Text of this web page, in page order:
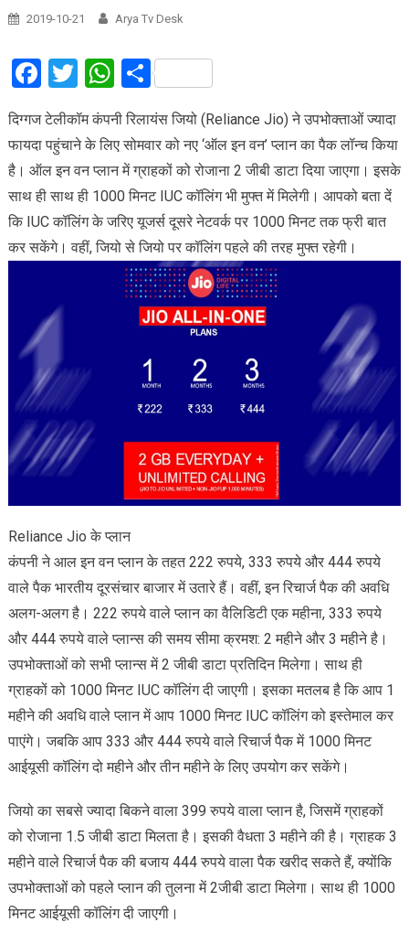
2019-10-21 Arya Tv Desk
Facebook
Twitter
WhatsApp
Share
दिग्गज टेलीकॉम कंपनी रिलायंस जियो (Reliance Jio) ने उपभोक्ताओं ज्यादा
फायदा पहुंचाने के लिए सोमवार को नए ‘ऑल इन वन’ प्लान का पैक लॉन्च किया
है। ऑल इन वन प्लान में ग्राहकों को रोजाना 2 जीबी डाटा दिया जाएगा। इसके
साथ ही साथ ही 1000 मिनट IUC कॉलिंग भी मुफ्त में मिलेगी। आपको बता दें
कि IUC कॉलिंग के जरिए यूजर्स दूसरे नेटवर्क पर 1000 मिनट तक फ्री बात
कर सकेंगे। वहीं, जियो से जियो पर कॉलिंग पहले की तरह मुफ्त रहेगी।
Reliance Jio के प्लान
कंपनी ने आल इन वन प्लान के तहत 222 रुपये, 333 रुपये और 444 रुपये
वाले पैक भारतीय दूरसंचार बाजार में उतारे हैं। वहीं, इन रिचार्ज पैक की अवधि
अलग-अलग है। 222 रुपये वाले प्लान का वैलिडिटी एक महीना, 333 रुपये
और 444 रुपये वाले प्लान्स की समय सीमा क्रमश: 2 महीने और 3 महीने है।
उपभोक्ताओं को सभी प्लान्स में 2 जीबी डाटा प्रतिदिन मिलेगा। साथ ही
ग्राहकों को 1000 मिनट IUC कॉलिंग दी जाएगी। इसका मतलब है कि आप 1
महीने की अवधि वाले प्लान में आप 1000 मिनट IUC कॉलिंग को इस्तेमाल कर
पाएंगे। जबकि आप 333 और 444 रुपये वाले रिचार्ज पैक में 1000 मिनट
आईयूसी कॉलिंग दो महीने और तीन महीने के लिए उपयोग कर सकेंगे।
जियो का सबसे ज्यादा बिकने वाला 399 रुपये वाला प्लान है, जिसमें ग्राहकों
को रोजाना 1.5 जीबी डाटा मिलता है। इसकी वैधता 3 महीने की है। ग्राहक 3
महीने वाले रिचार्ज पैक की बजाय 444 रुपये वाला पैक खरीद सकते हैं, क्योंकि
उपभोक्ताओं को पहले प्लान की तुलना में 2जीबी डाटा मिलेगा। साथ ही 1000
मिनट आईयूसी कॉलिंग दी जाएगी।